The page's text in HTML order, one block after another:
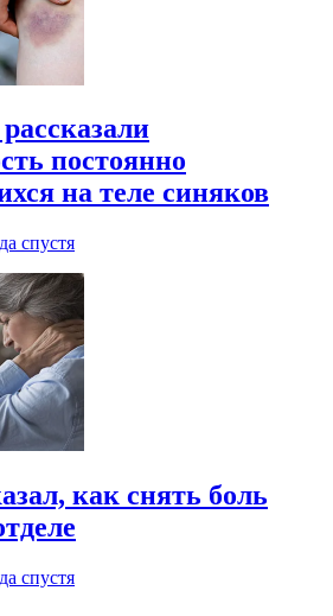
постоянно
на теле синяков
спустя
как снять боль
спустя